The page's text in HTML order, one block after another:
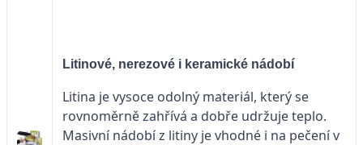
Litinové, nerezové i keramické nádobí
Litina je vysoce odolný materiál, který se
rovnoměrně zahřívá a dobře udržuje teplo.
Masivní nádobí z litiny je vhodné i na pečení v